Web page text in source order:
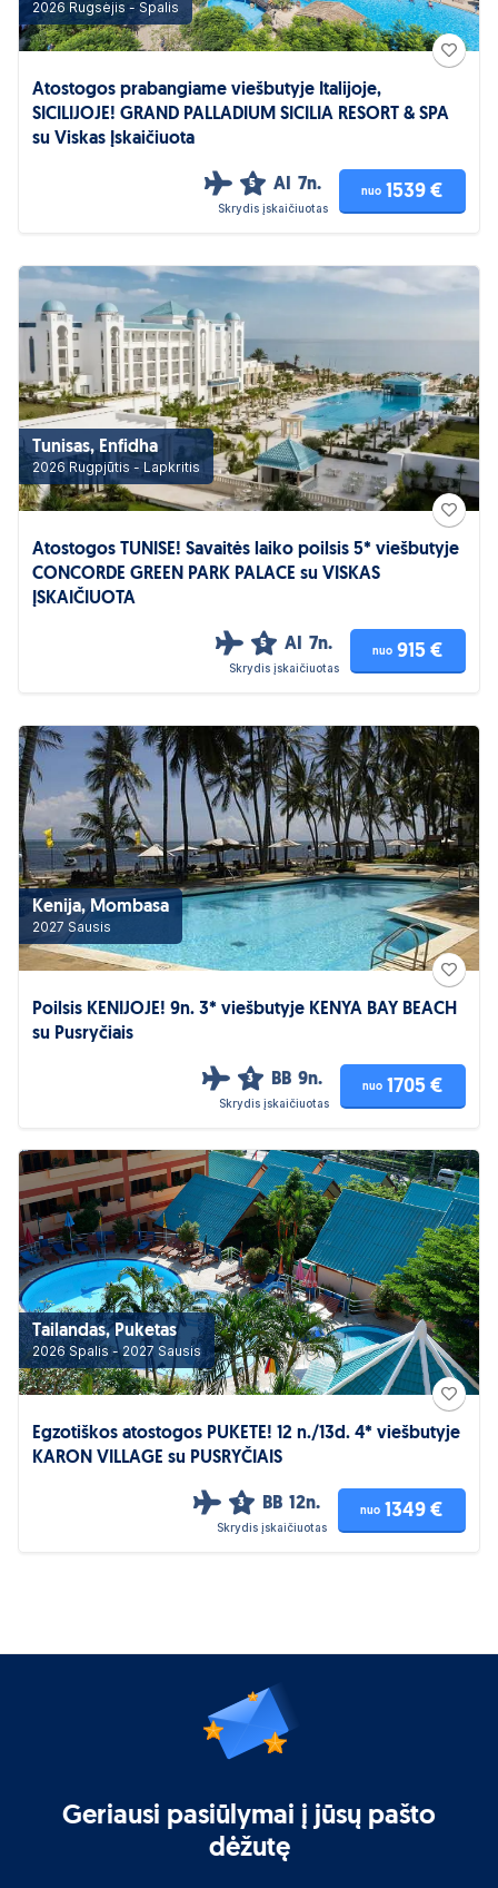
2026 Rugsėjis - Spalis
Atostogos prabangiame viešbutyje Italijoje,
SICILIJOJE! GRAND PALLADIUM SICILIA RESORT & SPA
su Viskas Įskaičiuota
5 AI 7n.
Skrydis įskaičiuotas
nuo 1539 €
Tunisas, Enfidha
2026 Rugpjūtis - Lapkritis
Atostogos TUNISE! Savaitės laiko poilsis 5* viešbutyje
CONCORDE GREEN PARK PALACE su VISKAS
ĮSKAIČIUOTA
5 AI 7n.
Skrydis įskaičiuotas
nuo 915 €
Kenija, Mombasa
2027 Sausis
Poilsis KENIJOJE! 9n. 3* viešbutyje KENYA BAY BEACH
su Pusryčiais
3 BB 9n.
Skrydis įskaičiuotas
nuo 1705 €
Tailandas, Puketas
2026 Spalis - 2027 Sausis
Egzotiškos atostogos PUKETE! 12 n./13d. 4* viešbutyje
KARON VILLAGE su PUSRYČIAIS
3 BB 12n.
Skrydis įskaičiuotas
nuo 1349 €
Geriausi pasiūlymai į jūsų pašto
dėžutę